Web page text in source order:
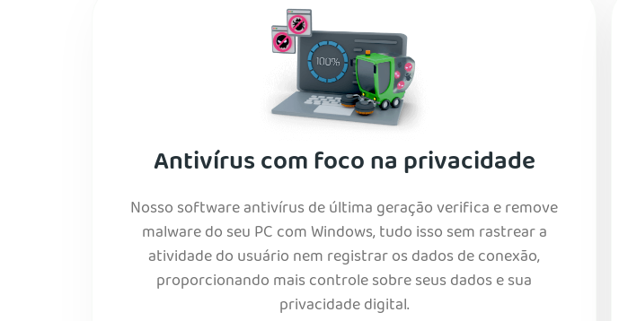
Antivírus com foco na privacidade
Nosso software antivírus de última geração verifica e remove
malware do seu PC com Windows, tudo isso sem rastrear a
atividade do usuário nem registrar os dados de conexão,
proporcionando mais controle sobre seus dados e sua
privacidade digital.